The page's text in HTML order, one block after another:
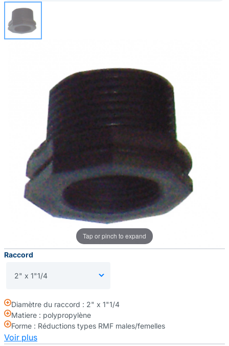
Tap or pinch to expand
Diamètre du raccord : 2" x 1"1/4
Matiere : polypropylène
Forme : Réductions types RMF males/femelles
Voir plus
Raccord